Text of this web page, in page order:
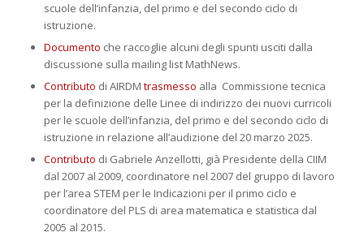
scuole dell’infanzia, del primo e del secondo ciclo di
istruzione.
Documento che raccoglie alcuni degli spunti usciti dalla
discussione sulla mailing list MathNews.
Contributo di AIRDM trasmesso alla Commissione tecnica
per la definizione delle Linee di indirizzo dei nuovi curricoli
per le scuole dell’infanzia, del primo e del secondo ciclo di
istruzione in relazione all’audizione del 20 marzo 2025.
Contributo di Gabriele Anzellotti, già Presidente della CIIM
dal 2007 al 2009, coordinatore nel 2007 del gruppo di lavoro
per l’area STEM per le Indicazioni per il primo ciclo e
coordinatore del PLS di area matematica e statistica dal
2005 al 2015.